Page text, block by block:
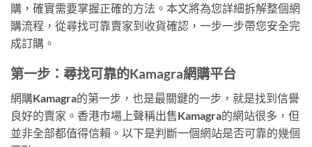
購，確實需要掌握正確的方法。本文將為您詳細拆解整個網
購流程，從尋找可靠賣家到收貨確認，一步一步帶您安全完
成訂購。
第一步：尋找可靠的Kamagra網購平台
網購Kamagra的第一步，也是最關鍵的一步，就是找到信譽
良好的賣家。香港市場上聲稱出售Kamagra的網站很多，但
並非全部都值得信賴。以下是判斷一個網站是否可靠的幾個